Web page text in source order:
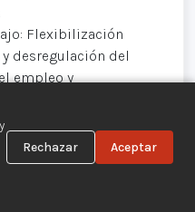
Rechazar Aceptar
Flexibilización
desregulación del
empleo y
y eliminación de la
social
gasto social en
la salud, la